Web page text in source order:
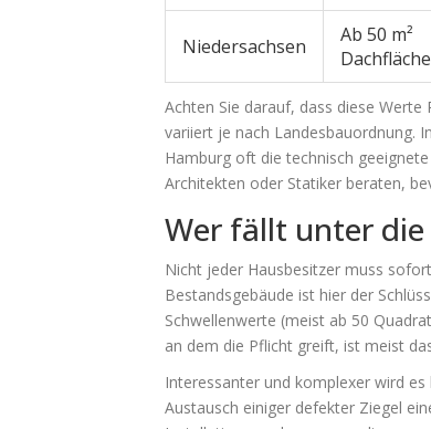
Niedersachsen
Ab 50 m²
Dachfläche
Achten Sie darauf, dass diese
variiert je nach Landesbauordnung.
Hamburg oft die technisch
Architekten oder Statiker beraten,
Wer fällt unter
Nicht jeder Hausbesitzer muss
Bestandsgebäude ist hier der
Schwellenwerte (meist ab 50
an dem die Pflicht greift, ist meist
Interessanter und komplexer wird es
Austausch einiger defekter Ziegel